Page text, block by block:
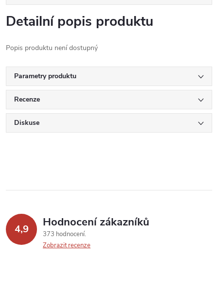
Detailní popis produktu
Popis produktu není dostupný
Parametry produktu
Recenze
Diskuse
4,9 Hodnocení zákazníků
373 hodnocení
Zobrazit recenze